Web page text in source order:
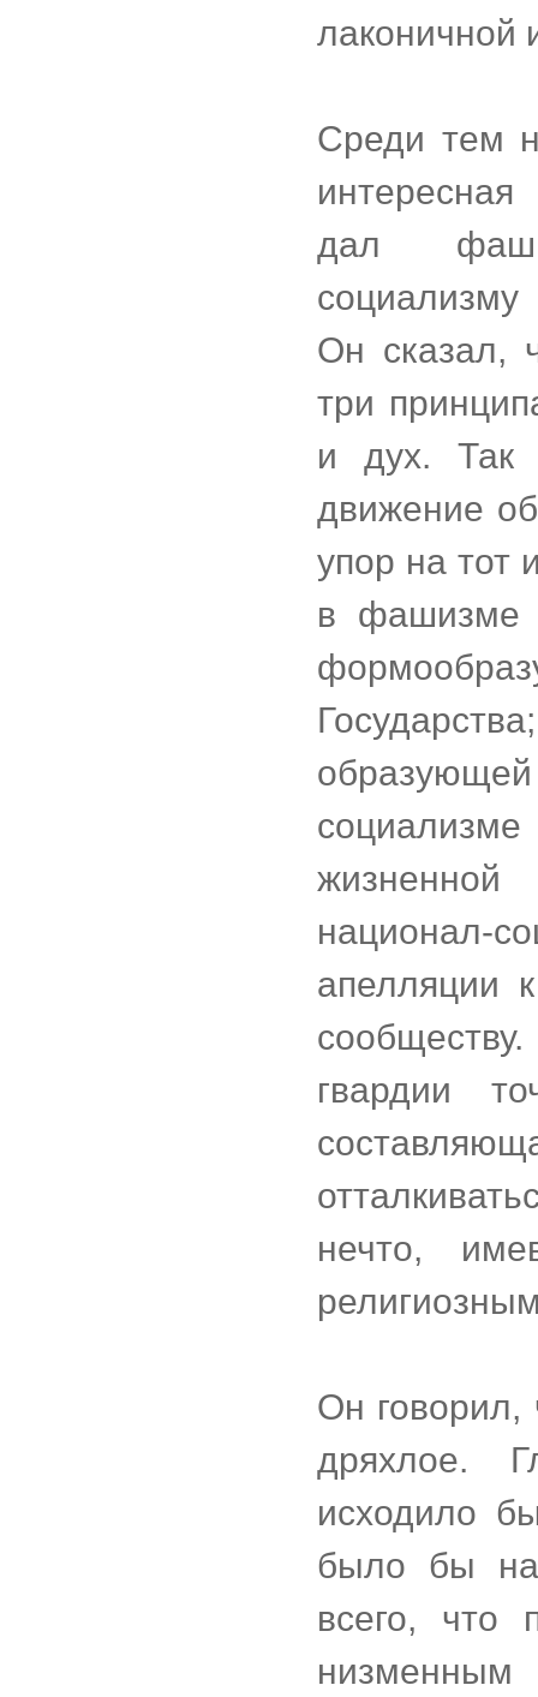
лаконичной
Среди тем
дал
Он сказал,
три
и дух. Так
движение
упор на тот
в фашизме
национал-
апелляции
гвардии
нечто,
Он говорил,
дряхлое.
исходило
было бы
всего, что